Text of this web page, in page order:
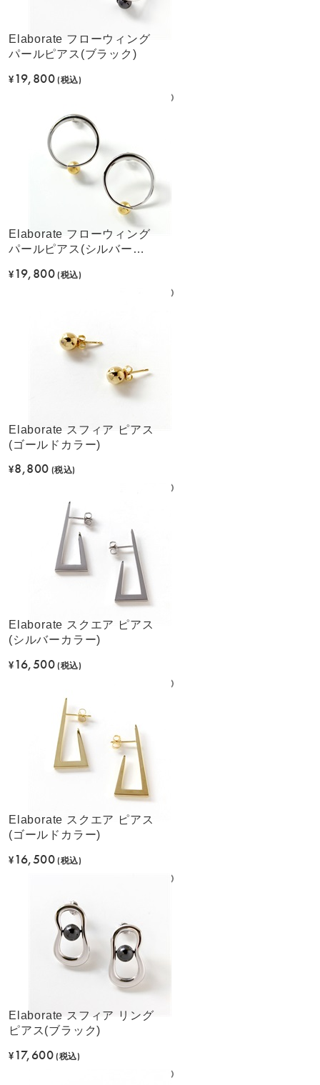
Elaborate フローウィング
パールピアス(ブラック)
¥ 19,800(税込)
Elaborate フローウィング
パールピアス(シルバーカ
¥ 19,800(税込)
Elaborate スフィア ピアス
(ゴールドカラー)
¥8,800 (税込)
Elaborate スクエア ピアス
(シルバーカラー)
¥ 16,500(税込)
Elaborate スクエア ピアス
(ゴールドカラー)
¥ 16,500(税込)
Elaborate スフィア リング
ピアス(ブラック)
¥ 17,600(税込)